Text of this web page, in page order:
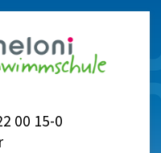
00 15-0